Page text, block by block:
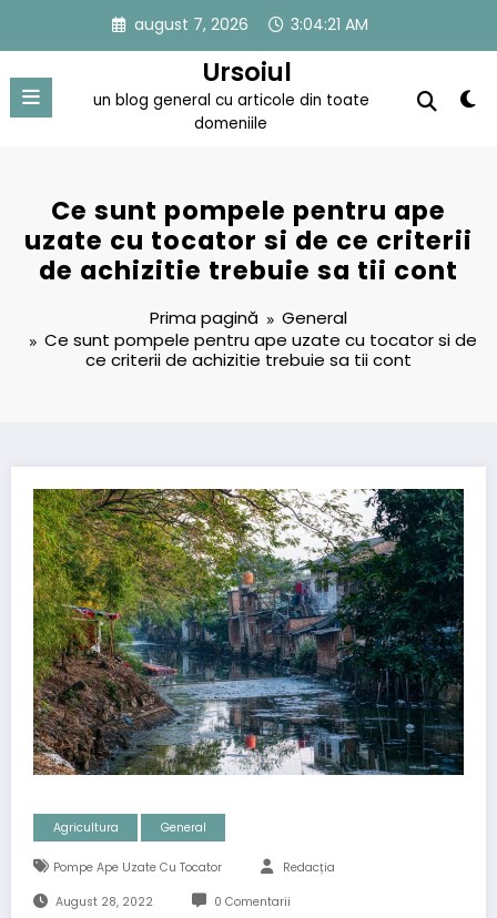
conținut
august 7, 2026 3:04:22 AM
Ursoiul
un blog general cu articole din toate
domeniile
Ce sunt pompele pentru ape
uzate cu tocator si de ce criterii
de achizitie trebuie sa tii cont
Prima pagină
General
Ce sunt pompele pentru ape uzate cu tocator si de
ce criterii de achizitie trebuie sa tii cont
Agricultura General
Pompe Ape Uzate Cu Tocator Redacția
August 28, 2022 0 Comentarii